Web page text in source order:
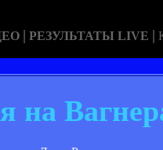
| РЕЗУЛЬТАТЫ LIVE |
на